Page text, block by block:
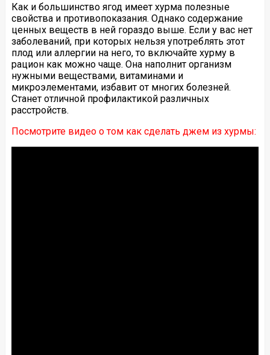
Как и большинство ягод имеет хурма полезные
свойства и противопоказания. Однако содержание
ценных веществ в ней гораздо выше. Если у вас нет
заболеваний, при которых нельзя употреблять этот
плод или аллергии на него, то включайте хурму в
рацион как можно чаще. Она наполнит организм
нужными веществами, витаминами и
микроэлементами, избавит от многих болезней.
Станет отличной профилактикой различных
расстройств.
Посмотрите видео о том как сделать джем из хурмы: